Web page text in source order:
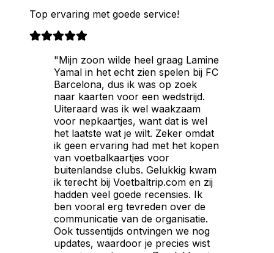
Top ervaring met goede service!
"Mijn zoon wilde heel graag Lamine
Yamal in het echt zien spelen bij FC
Barcelona, dus ik was op zoek
naar kaarten voor een wedstrijd.
Uiteraard was ik wel waakzaam
voor nepkaartjes, want dat is wel
het laatste wat je wilt. Zeker omdat
ik geen ervaring had met het kopen
van voetbalkaartjes voor
buitenlandse clubs. Gelukkig kwam
ik terecht bij Voetbaltrip.com en zij
hadden veel goede recensies. Ik
ben vooral erg tevreden over de
communicatie van de organisatie.
Ook tussentijds ontvingen we nog
updates, waardoor je precies wist